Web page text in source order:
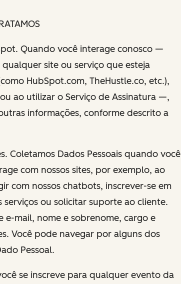
Quando você interage conosco —
site ou serviço que esteja
HubSpot.com, TheHustle.co, etc.),
ao utilizar o Serviço de Assinatura —,
informações, conforme descrito a
Coletamos Dados Pessoais quando você
com nossos sites, por exemplo, ao
com nossos chatbots, inscrever-se em
ou solicitar suporte ao cliente.
e-mail, nome e sobrenome, cargo e
Você pode navegar por alguns dos
Pessoal.
se inscreve para qualquer evento da